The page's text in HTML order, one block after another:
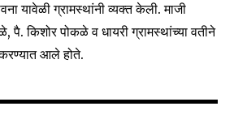
your email address on our website
below. Don't worry, we respect
spam your inbox. Your information is
यावेळी ग्रामस्थांनी व्यक्त केली. माजी
पै. किशोर पोकळे व धायरी ग्रामस्थांच्या वतीने
आले होते.